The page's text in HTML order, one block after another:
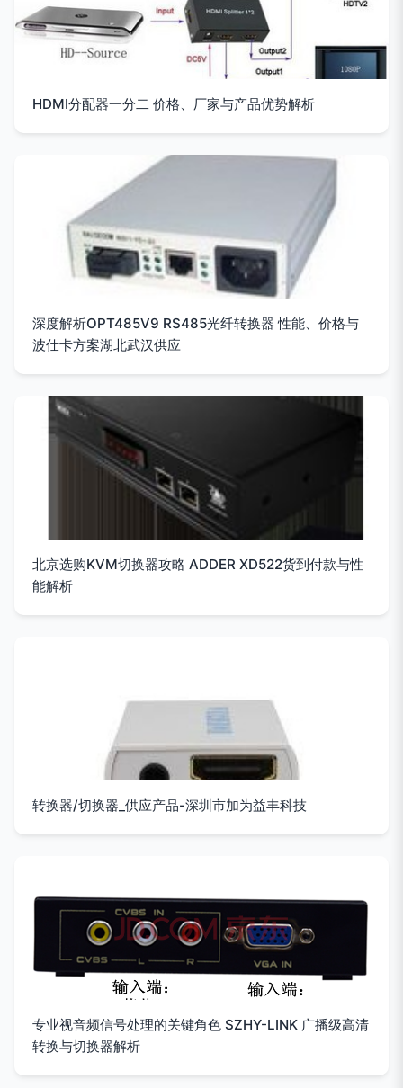
HDMI分配器一分二 价格、厂家与产品优势解析
深度解析OPT485V9 RS485光纤转换器 性能、价格与
波仕卡方案湖北武汉供应
北京选购KVM切换器攻略 ADDER XD522货到付款与性
能解析
转换器/切换器_供应产品-深圳市加为益丰科技
专业视音频信号处理的关键角色 SZHY-LINK 广播级高清
转换与切换器解析